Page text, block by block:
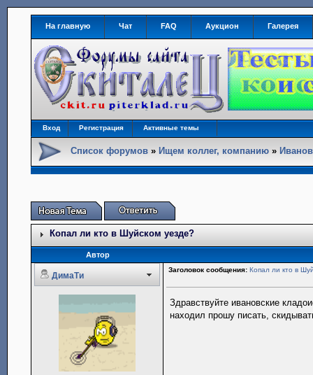
На главную Чат FAQ Аукцион Галерея
Вход Регистрация Активные темы
Список форумов » Ищем коллег, компанию »
Копал ли кто в Шуйском уезде?
Автор
ДимаТи
Заголовок сообщения: Копал ли кто в
Здравствуйте ивановские
находил прошу писать,